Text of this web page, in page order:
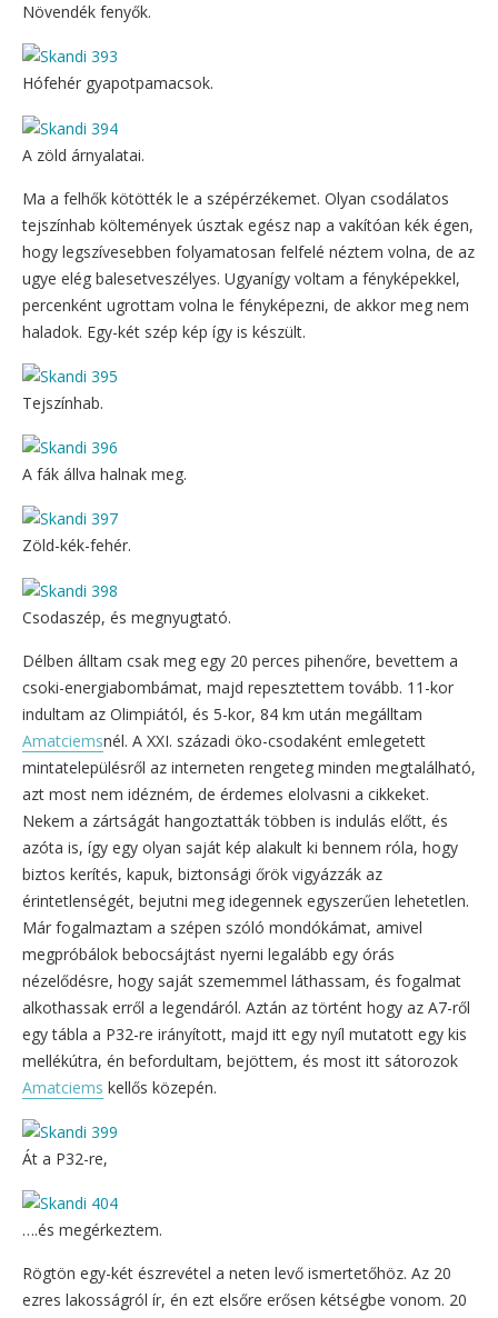
Növendék fenyők.
Hófehér gyapotpamacsok.
A zöld árnyalatai.
Ma a felhők kötötték le a szépérzékemet. Olyan csodálatos
tejszínhab költemények úsztak egész nap a vakítóan kék égen,
hogy legszívesebben folyamatosan felfelé néztem volna, de az
ugye elég balesetveszélyes. Ugyanígy voltam a fényképekkel,
percenként ugrottam volna le fényképezni, de akkor meg nem
haladok. Egy-két szép kép így is készült.
Tejszínhab.
A fák állva halnak meg.
Zöld-kék-fehér.
Csodaszép, és megnyugtató.
Délben álltam csak meg egy 20 perces pihenőre, bevettem a
csoki-energiabombámat, majd repesztettem tovább. 11-kor
indultam az Olimpiától, és 5-kor, 84 km után megálltam
Amatciemsnél. A XXI. századi öko-csodaként emlegetett
mintatelepülésről az interneten rengeteg minden megtalálható,
azt most nem idézném, de érdemes elolvasni a cikkeket.
Nekem a zártságát hangoztatták többen is indulás előtt, és
azóta is, így egy olyan saját kép alakult ki bennem róla, hogy
biztos kerítés, kapuk, biztonsági őrök vigyázzák az
érintetlenségét, bejutni meg idegennek egyszerűen lehetetlen.
Már fogalmaztam a szépen szóló mondókámat, amivel
megpróbálok bebocsájtást nyerni legalább egy órás
nézelődésre, hogy saját szememmel láthassam, és fogalmat
alkothassak erről a legendáról. Aztán az történt hogy az A7-ről
egy tábla a P32-re irányított, majd itt egy nyíl mutatott egy kis
mellékútra, én befordultam, bejöttem, és most itt sátorozok
Amatciems kellős közepén.
Át a P32-re,
….és megérkeztem.
Rögtön egy-két észrevétel a neten levő ismertetőhöz. Az 20
ezres lakosságról ír, én ezt elsőre erősen kétségbe vonom. 20